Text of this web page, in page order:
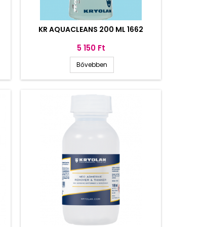
KR AQUACLEANS 200 ML 1662
Ár
5 150 Ft
Bővebben